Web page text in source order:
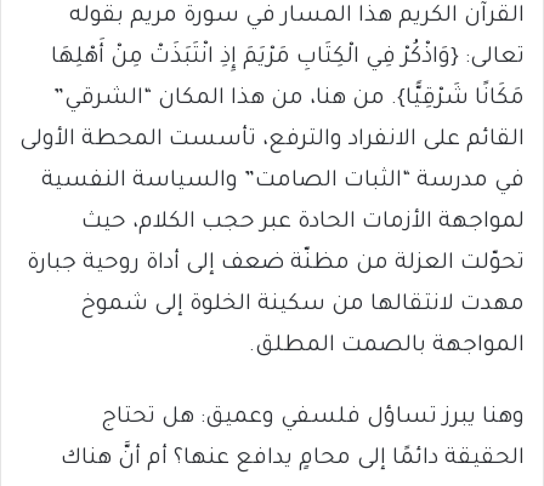
القرآن الكريم هذا المسار في سورة مريم بقوله
تعالى: {وَاذْكُرْ فِي الْكِتَابِ مَرْيَمَ إِذِ انْتَبَذَتْ مِنْ أَهْلِهَا
مَكَانًا شَرْقِيًّا}. من هنا، من هذا المكان “الشرقي”
القائم على الانفراد والترفع، تأسست المحطة الأولى
في مدرسة “الثبات الصامت” والسياسة النفسية
لمواجهة الأزمات الحادة عبر حجب الكلام، حيث
تحوّلت العزلة من مظنّة ضعف إلى أداة روحية جبارة
مهدت لانتقالها من سكينة الخلوة إلى شموخ
المواجهة بالصمت المطلق.
وهنا يبرز تساؤل فلسفي وعميق: هل تحتاج
الحقيقة دائمًا إلى محامٍ يدافع عنها؟ أم أنَّ هناك